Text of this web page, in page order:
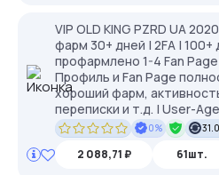
VIP OLD KING PZRD UA
фарм 30+ дней | 2FA | 100+
профармлено 1-4 Fan
Профиль и Fan Page
хороший фарм,
переписки и т.д. | User-
0%
2 088,71 ₽ 61шт.